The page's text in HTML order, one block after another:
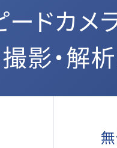
ドカメ
撮影・解